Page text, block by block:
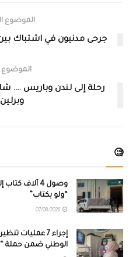
الموضوع
جرحى مدنيون في اشتباك
الموضوع
رحلة إلى لندن وباريس ….
🧐
وصول 4 آلاف
“ولو بكتاب”
إجراء 7
الوطني ضمن حملة